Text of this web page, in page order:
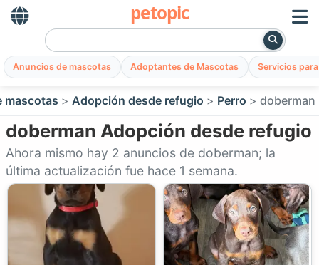
petopic
Anuncios de mascotas Adoptantes de Mascotas Servicios
mascotas Adopción desde refugio Perro doberman
doberman Adopción desde refugio
Ahora mismo hay 2 anuncios de doberman; la
última actualización fue hace 1 semana.